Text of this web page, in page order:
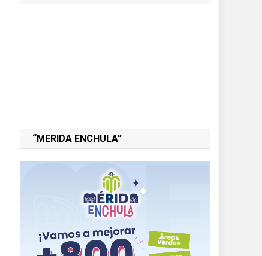
“MERIDA ENCHULA”